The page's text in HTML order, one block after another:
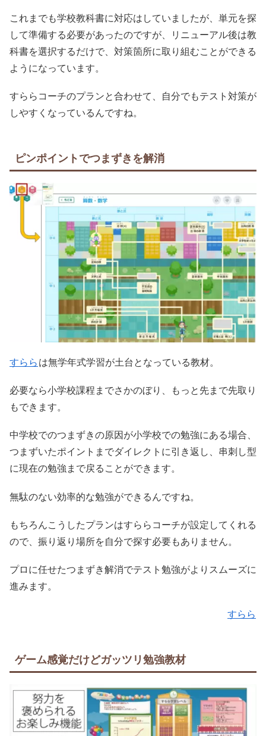
これまでも学校教科書に対応はしていましたが、単元を探
して準備する必要があったのですが、リニューアル後は教
科書を選択するだけで、対策箇所に取り組むことができる
ようになっています。
すららコーチのプランと合わせて、自分でもテスト対策が
しやすくなっているんですね。
ピンポイントでつまずきを解消
すららは無学年式学習が土台となっている教材。
必要なら小学校課程までさかのぼり、もっと先まで先取り
もできます。
中学校でのつまずきの原因が小学校での勉強にある場合、
つまずいたポイントまでダイレクトに引き返し、串刺し型
に現在の勉強まで戻ることができます。
無駄のない効率的な勉強ができるんですね。
もちろんこうしたプランはすららコーチが設定してくれる
ので、振り返り場所を自分で探す必要もありません。
プロに任せたつまずき解消でテスト勉強がよりスムーズに
進みます。
すらら
ゲーム感覚だけどガッツリ勉強教材